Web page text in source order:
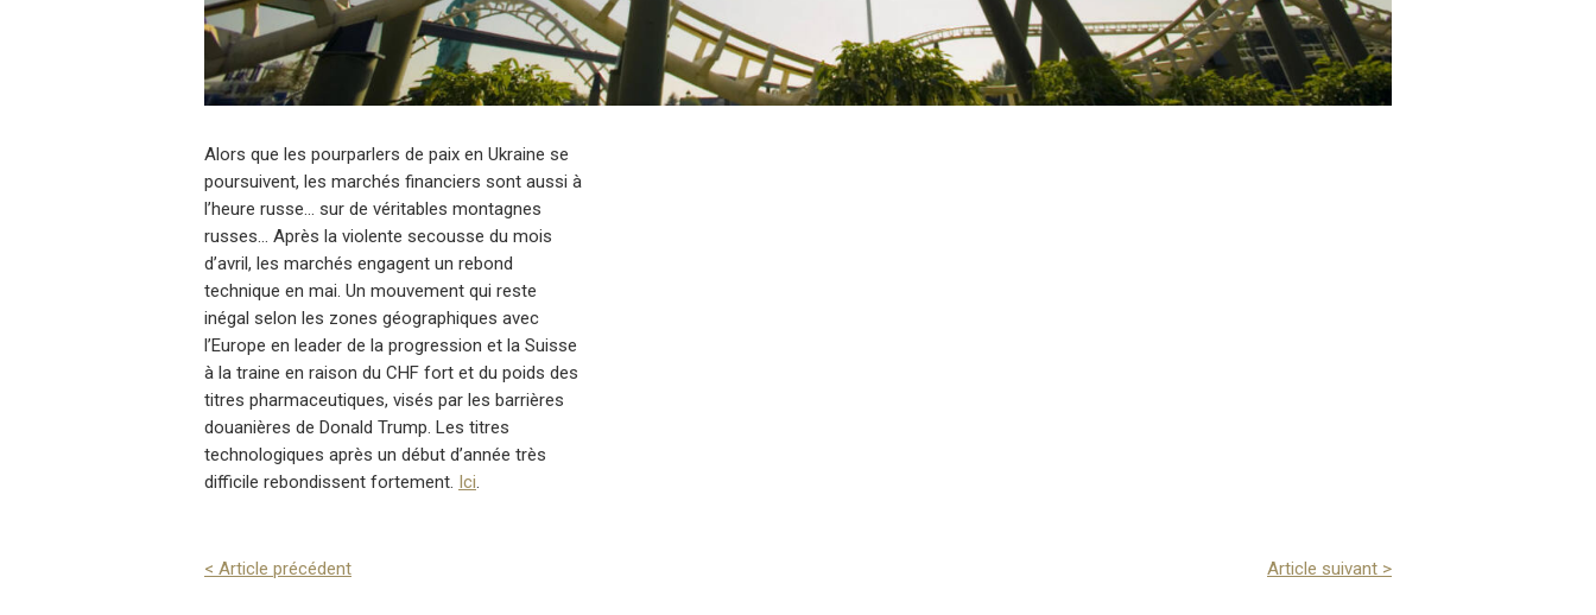
Alors que les pourparlers de paix en Ukraine se
poursuivent, les marchés financiers sont aussi à
l’heure russe… sur de véritables montagnes
russes… Après la violente secousse du mois
d’avril, les marchés engagent un rebond
technique en mai. Un mouvement qui reste
inégal selon les zones géographiques avec
l’Europe en leader de la progression et la Suisse
à la traine en raison du CHF fort et du poids des
titres pharmaceutiques, visés par les barrières
douanières de Donald Trump. Les titres
technologiques après un début d’année très
difficile rebondissent fortement. Ici
< Article précédent Article suivant >